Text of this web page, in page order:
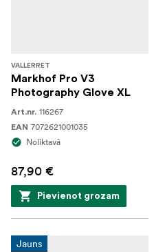
VALLERRET
Markhof Pro V3
Photography Glove XL
Art.nr. 116267
EAN 7072621001035
Noliktavā
87,90 €
Pievienot grozam
Jauns